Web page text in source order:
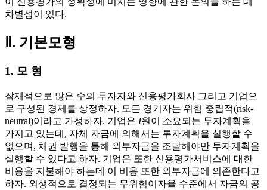
차별성이 있다.
Ⅱ. 기본모형
1. 모 형
잠재적으로 많은 수의 투자자와 신용평가회사 그리고 기업으
로 구성된 경제를 상정하자. 모든 경기자는 위험 중립적(risk-
neutral)이라고 가정하자. 기업은 I원이 소요되는 투자계획을
가지고 있는데, 자체 자금에 의해서는 투자계획을 실행할 수
없으며, 채권 발행을 통해 외부자금을 조달해야만 투자계획을
실행할 수 있다고 하자. 기업은 또한 신용평가서비스에 대한
비용을 지불해야 하는데 이 비용 또한 외부자금에 의존한다고
하자. 외생적으로 결정되는 무위험이자율 수준에서 자금의 공